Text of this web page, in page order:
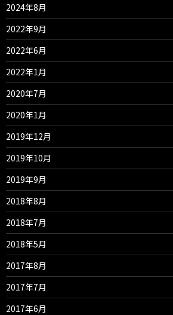
2024年8月
2022年9月
2022年6月
2022年1月
2020年7月
2020年1月
2019年12月
2019年10月
2019年9月
2018年8月
2018年7月
2018年5月
2017年8月
2017年7月
2017年6月